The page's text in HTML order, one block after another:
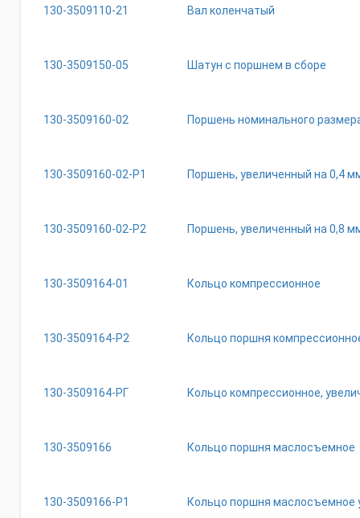
130-3509110-21 Вал коленчатый
130-3509150-05 Шатун с поршнем в сборе
130-3509160-02 Поршень номинального
130-3509160-02-Р1 Поршень, увеличенный на 0,4
130-3509160-02-Р2 Поршень, увеличенный на 0,8
130-3509164-01 Кольцо компрессионное
130-3509164-Р2 Кольцо поршня
130-3509164-РГ Кольцо
130-3509166 Кольцо поршня маслосъемное
130-3509166-Р1 Кольцо поршня маслосъемное